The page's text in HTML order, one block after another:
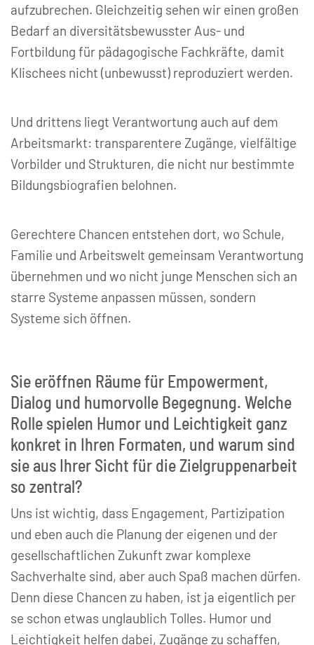
aufzubrechen. Gleichzeitig sehen wir einen großen
Bedarf an diversitätsbewusster Aus- und
Fortbildung für pädagogische Fachkräfte, damit
Klischees nicht (unbewusst) reproduziert werden.
Und drittens liegt Verantwortung auch auf dem
Arbeitsmarkt: transparentere Zugänge, vielfältige
Vorbilder und Strukturen, die nicht nur bestimmte
Bildungsbiografien belohnen.
Gerechtere Chancen entstehen dort, wo Schule,
Familie und Arbeitswelt gemeinsam Verantwortung
übernehmen und wo nicht junge Menschen sich an
starre Systeme anpassen müssen, sondern
Systeme sich öffnen.
Sie eröffnen Räume für Empowerment,
Dialog und humorvolle Begegnung. Welche
Rolle spielen Humor und Leichtigkeit ganz
konkret in Ihren Formaten, und warum sind
sie aus Ihrer Sicht für die Zielgruppenarbeit
so zentral?
Uns ist wichtig, dass Engagement, Partizipation
und eben auch die Planung der eigenen und der
gesellschaftlichen Zukunft zwar komplexe
Sachverhalte sind, aber auch Spaß machen dürfen.
Denn diese Chancen zu haben, ist ja eigentlich per
se schon etwas unglaublich Tolles. Humor und
Leichtigkeit helfen dabei, Zugänge zu schaffen,